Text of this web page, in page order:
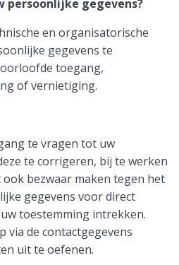
persoonlijke gegevens?
en organisatorische
gegevens te
toegang,
of vernietiging.
te vragen tot uw
te corrigeren, bij te werken
bezwaar maken tegen het
gegevens voor direct
toestemming intrekken.
via de contactgegevens
uit te oefenen.